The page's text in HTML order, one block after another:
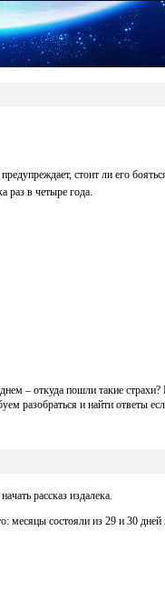
стоит ли его
раз в четыре года.
– откуда пошли такие
разобраться и найти ответы
рассказ издалека.
состояли из 29 и 30 дней